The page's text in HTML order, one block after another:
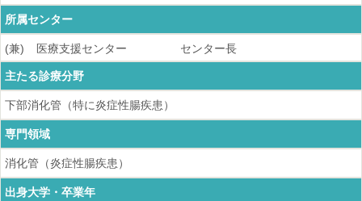
所属センター
(兼) 医療支援センター センター長
主たる診療分野
下部消化管（特に炎症性腸疾患）
専門領域
消化管（炎症性腸疾患）
出身大学・卒業年